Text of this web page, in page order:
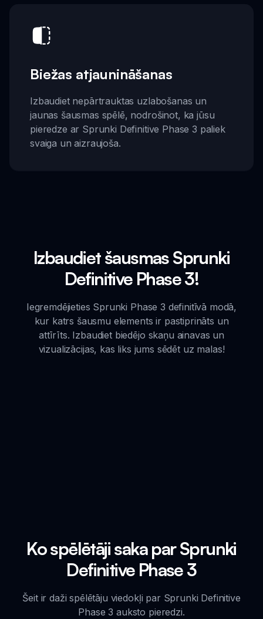
Biežas atjaunināšanas
Izbaudiet nepārtrauktas uzlabošanas un
jaunas šausmas spēlē, nodrošinot, ka jūsu
pieredze ar Sprunki Definitive Phase 3 paliek
svaiga un aizraujoša.
Izbaudiet šausmas Sprunki
Definitive Phase 3!
Iegremdējieties Sprunki Phase 3 definitīvā modā,
kur katrs šausmu elements ir pastiprināts un
attīrīts. Izbaudiet biedējo skaņu ainavas un
vizualizācijas, kas liks jums sēdēt uz malas!
Ko spēlētāji saka par Sprunki
Definitive Phase 3
Šeit ir daži spēlētāju viedokļi par Sprunki Definitive
Phase 3 auksto pieredzi.